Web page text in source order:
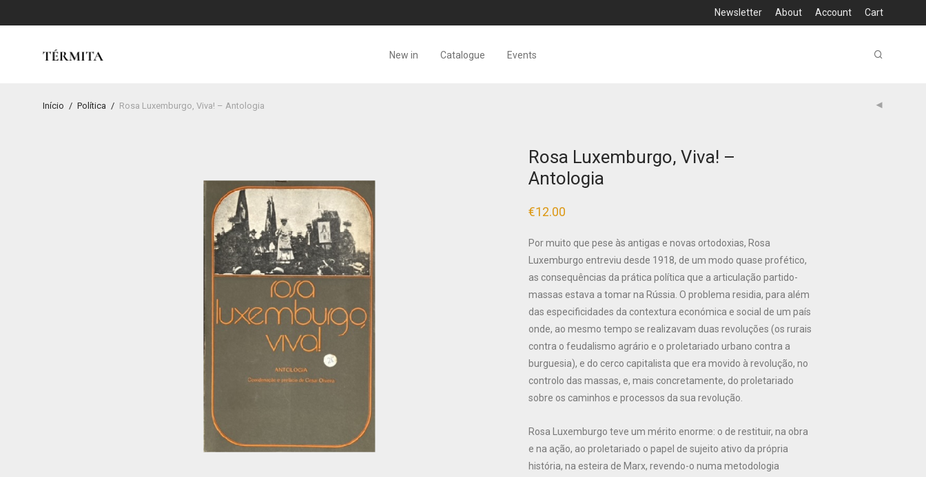
Newsletter About Account Cart
New in Catalogue Events
Início / Política / Rosa Luxemburgo, Viva! – Antologia
Rosa Luxemburgo, Viva! –
Antologia
€12.00
Por muito que pese às antigas e novas ortodoxias, Rosa
Luxemburgo entreviu desde 1918, de um modo quase profético,
as consequências da prática política que a articulação partido-
massas estava a tomar na Rússia. O problema residia, para além
das especificidades da contextura económica e social de um país
onde, ao mesmo tempo se realizavam duas revoluções (os rurais
contra o feudalismo agrário e o proletariado urbano contra a
burguesia), e do cerco capitalista que era movido à revolução, no
controlo das massas, e, mais concretamente, do proletariado
sobre os caminhos e processos da sua revolução.
Rosa Luxemburgo teve um mérito enorme: o de restituir, na obra
e na ação, ao proletariado o papel de sujeito ativo da própria
história, na esteira de Marx, revendo-o numa metodologia